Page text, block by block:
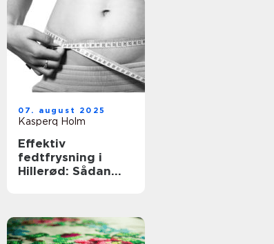
07. august 2025
Kasperq Holm
Effektiv
fedtfrysning i
Hillerød: Sådan